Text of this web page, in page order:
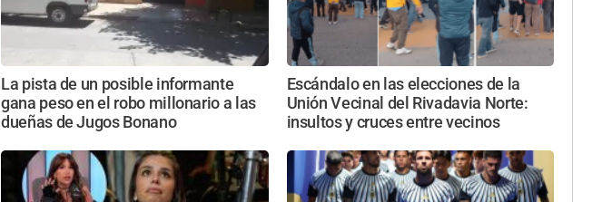
La pista de un posible informante
gana peso en el robo millonario a las
dueñas de Jugos Bonano
Escándalo en las elecciones de la
Unión Vecinal del Rivadavia Norte:
insultos y cruces entre vecinos